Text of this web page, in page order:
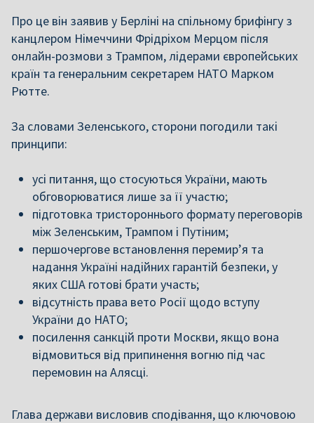
Про це він заявив у Берліні на спільному брифінгу з
канцлером Німеччини Фрідріхом Мерцом після
онлайн-розмови з Трампом, лідерами європейських
країн та генеральним секретарем НАТО Марком
Рютте.
За словами Зеленського, сторони погодили такі
принципи:
усі питання, що стосуються України, мають
обговорюватися лише за її участю;
підготовка тристороннього формату переговорів
між Зеленським, Трампом і Путіним;
першочергове встановлення перемир’я та
надання Україні надійних гарантій безпеки, у
яких США готові брати участь;
відсутність права вето Росії щодо вступу
України до НАТО;
посилення санкцій проти Москви, якщо вона
відмовиться від припинення вогню під час
перемовин на Алясці.
Глава держави висловив сподівання, що ключовою